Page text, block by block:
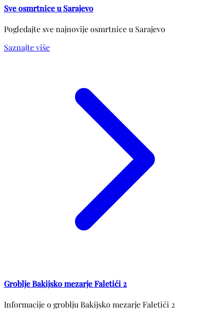
Sve osmrtnice u Sarajevo
Pogledajte sve najnovije osmrtnice u Sarajevo
Saznajte više
Groblje Bakijsko mezarje Faletići 2
Informacije o groblju Bakijsko mezarje Faletići 2